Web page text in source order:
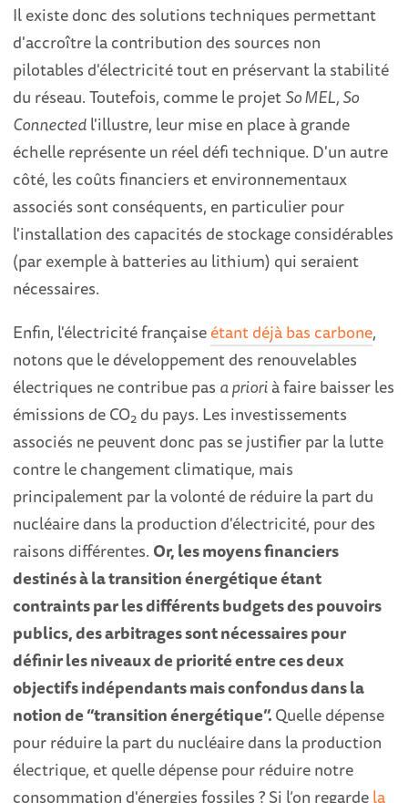
Il existe donc des solutions techniques permettant
d'accroître la contribution des sources non
pilotables d'électricité tout en préservant la stabilité
du réseau. Toutefois, comme le projetSo MEL, So
Connectedl'illustre, leur mise en place à grande
échelle représente un réel défi technique. D'un autre
côté, les coûts financiers et environnementaux
associés sont conséquents, en particulier pour
l'installation des capacités de stockage considérables
(par exemple à batteries au lithium) qui seraient
nécessaires.
Enfin, l'électricité françaiseétant déjà bas carbone,
notons que le développement des renouvelables
électriques ne contribue pas a priorià faire baisser les
émissions de CO2 du pays. Les investissements
associés ne peuvent donc pas se justifier par la lutte
contre le changement climatique, mais
principalement par la volonté de réduire la part du
nucléaire dans la production d'électricité, pour des
raisons différentes. Or, les moyens financiers
destinés à la transition énergétique étant
contraints par les différents budgets des pouvoirs
publics, des arbitrages sont nécessaires pour
définir les niveaux de priorité entre ces deux
objectifs indépendants mais confondus dans la
notion de “transition énergétique”.Quelle dépense
pour réduire la part du nucléaire dans la production
électrique, et quelle dépense pour réduire notre
consommation d'énergies fossiles ? Si l’on regardela